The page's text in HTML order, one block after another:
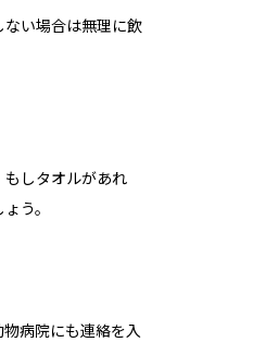
い場合は無理に飲
しタオルがあれ
う。
病院にも連絡を入